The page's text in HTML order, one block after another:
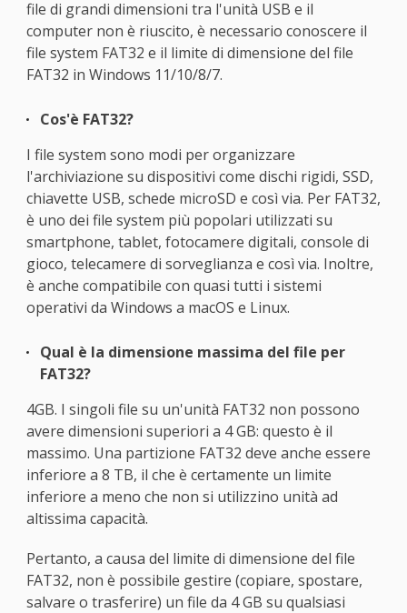
file di grandi dimensioni tra l'unità USB e il
computer non è riuscito, è necessario conoscere il
file system FAT32 e il limite di dimensione del file
FAT32 in Windows 11/10/8/7.
Cos'è FAT32?
I file system sono modi per organizzare
l'archiviazione su dispositivi come dischi rigidi, SSD,
chiavette USB, schede microSD e così via. Per FAT32,
è uno dei file system più popolari utilizzati su
smartphone, tablet, fotocamere digitali, console di
gioco, telecamere di sorveglianza e così via. Inoltre,
è anche compatibile con quasi tutti i sistemi
operativi da Windows a macOS e Linux.
Qual è la dimensione massima del file per
FAT32?
4GB. I singoli file su un'unità FAT32 non possono
avere dimensioni superiori a 4 GB: questo è il
massimo. Una partizione FAT32 deve anche essere
inferiore a 8 TB, il che è certamente un limite
inferiore a meno che non si utilizzino unità ad
altissima capacità.
Pertanto, a causa del limite di dimensione del file
FAT32, non è possibile gestire (copiare, spostare,
salvare o trasferire) un file da 4 GB su qualsiasi